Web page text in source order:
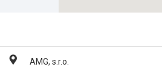
AMG, s.r.o.